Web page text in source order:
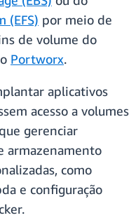
(EFS) por meio de
de volume do
Portworx.
aplicativos
acesso a volumes
gerenciar
armazenamento
como
e configuração